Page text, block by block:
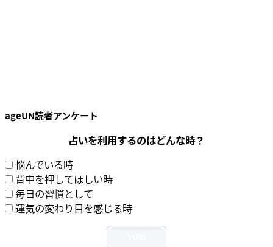
ageUN読者アンケート
占いを利用するのはどんな時？
悩んでいる時
背中を押してほしい時
毎日の習慣として
運気の変わり目を感じる時